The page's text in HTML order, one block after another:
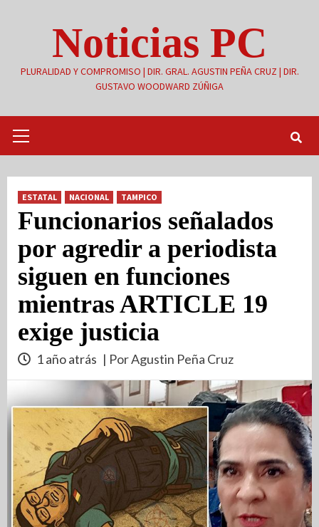
Noticias PC
PLURALIDAD Y COMPROMISO | DIR. GRAL. AGUSTIN PEÑA CRUZ | DIR.
GUSTAVO WOODWARD ZÚÑIGA
primario
ESTATAL NACIONAL TAMPICO
Funcionarios señalados
por agredir a periodista
siguen en funciones
mientras ARTICLE 19
exige justicia
1 año atrás | Por Agustin Peña Cruz